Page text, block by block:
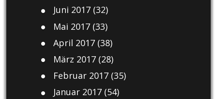
Juni 2017(32)
Mai 2017(33)
April 2017(38)
März 2017(28)
Februar 2017(35)
Januar 2017(54)